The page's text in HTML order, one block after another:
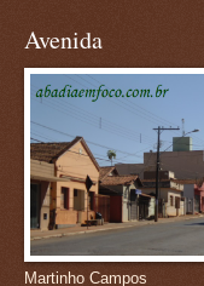
Avenida
Martinho Campos